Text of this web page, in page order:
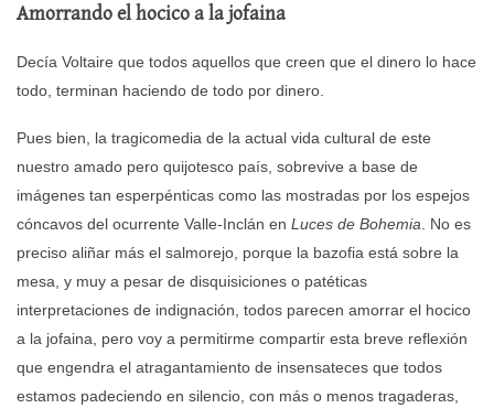
Amorrando el hocico a la jofaina
Decía Voltaire que todos aquellos que creen que el dinero lo hace
todo, terminan haciendo de todo por dinero.
Pues bien, la tragicomedia de la actual vida cultural de este
nuestro amado pero quijotesco país, sobrevive a base de
imágenes tan esperpénticas como las mostradas por los espejos
cóncavos del ocurrente Valle-Inclán en Luces de Bohemia . No es
preciso aliñar más el salmorejo, porque la bazofia está sobre la
mesa, y muy a pesar de disquisiciones o patéticas
interpretaciones de indignación, todos parecen amorrar el hocico
a la jofaina, pero voy a permitirme compartir esta breve reflexión
que engendra el atragantamiento de insensateces que todos
estamos padeciendo en silencio, con más o menos tragaderas,